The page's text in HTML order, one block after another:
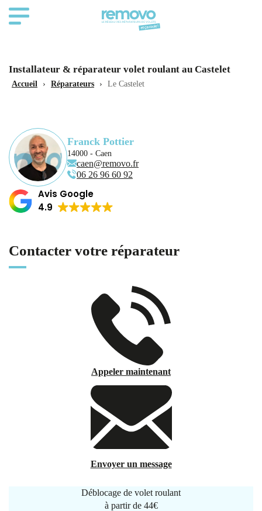
Installateur & réparateur volet roulant au Castelet
Accueil › Réparateurs › Le Castelet
Franck Pottier
14000 - Caen
caen@removo.fr
06 26 96 60 92
Avis Google
4.9
Contacter votre réparateur
Appeler maintenant
Envoyer un message
Déblocage de volet roulant
à partir de 44€